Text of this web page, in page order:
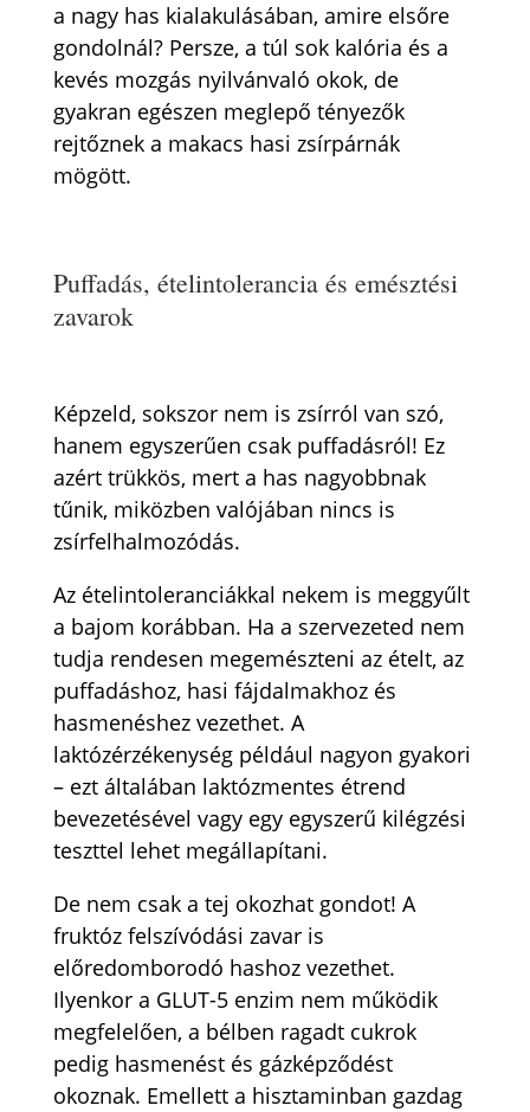
a nagy has kialakulásában, amire elsőre
gondolnál? Persze, a túl sok kalória és a
kevés mozgás nyilvánvaló okok, de
gyakran egészen meglepő tényezők
rejtőznek a makacs hasi zsírpárnák
mögött.
Puffadás, ételintolerancia és emésztési
zavarok
Képzeld, sokszor nem is zsírról van szó,
hanem egyszerűen csak puffadásról! Ez
azért trükkös, mert a has nagyobbnak
tűnik, miközben valójában nincs is
zsírfelhalmozódás.
Az ételintoleranciákkal nekem is meggyűlt
a bajom korábban. Ha a szervezeted nem
tudja rendesen megemészteni az ételt, az
puffadáshoz, hasi fájdalmakhoz és
hasmenéshez vezethet. A
laktózérzékenység például nagyon gyakori
– ezt általában laktózmentes étrend
bevezetésével vagy egy egyszerű kilégzési
teszttel lehet megállapítani.
De nem csak a tej okozhat gondot! A
fruktóz felszívódási zavar is
előredomborodó hashoz vezethet.
Ilyenkor a GLUT-5 enzim nem működik
megfelelően, a bélben ragadt cukrok
pedig hasmenést és gázképződést
okoznak. Emellett a hisztaminban gazdag